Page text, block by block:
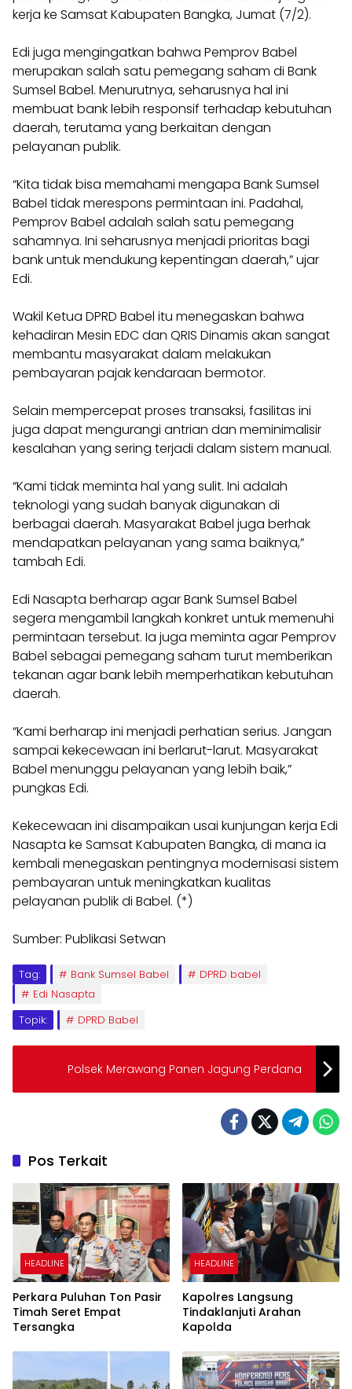
kerja ke Samsat Kabupaten Bangka, Jumat (7/2).
Edi juga mengingatkan bahwa Pemprov Babel
merupakan salah satu pemegang saham di Bank
Sumsel Babel. Menurutnya, seharusnya hal ini
membuat bank lebih responsif terhadap kebutuhan
daerah, terutama yang berkaitan dengan
pelayanan publik.
“Kita tidak bisa memahami mengapa Bank Sumsel
Babel tidak merespons permintaan ini. Padahal,
Pemprov Babel adalah salah satu pemegang
sahamnya. Ini seharusnya menjadi prioritas bagi
bank untuk mendukung kepentingan daerah,” ujar
Edi.
Wakil Ketua DPRD Babel itu menegaskan bahwa
kehadiran Mesin EDC dan QRIS Dinamis akan sangat
membantu masyarakat dalam melakukan
pembayaran pajak kendaraan bermotor.
Selain mempercepat proses transaksi, fasilitas ini
juga dapat mengurangi antrian dan meminimalisir
kesalahan yang sering terjadi dalam sistem manual.
“Kami tidak meminta hal yang sulit. Ini adalah
teknologi yang sudah banyak digunakan di
berbagai daerah. Masyarakat Babel juga berhak
mendapatkan pelayanan yang sama baiknya,”
tambah Edi.
Edi Nasapta berharap agar Bank Sumsel Babel
segera mengambil langkah konkret untuk memenuhi
permintaan tersebut. Ia juga meminta agar Pemprov
Babel sebagai pemegang saham turut memberikan
tekanan agar bank lebih memperhatikan kebutuhan
daerah.
“Kami berharap ini menjadi perhatian serius. Jangan
sampai kekecewaan ini berlarut-larut. Masyarakat
Babel menunggu pelayanan yang lebih baik,”
pungkas Edi.
Kekecewaan ini disampaikan usai kunjungan kerja Edi
Nasapta ke Samsat Kabupaten Bangka, di mana ia
kembali menegaskan pentingnya modernisasi sistem
pembayaran untuk meningkatkan kualitas
pelayanan publik di Babel. (*)
Sumber: Publikasi Setwan
Tag: Bank Sumsel Babel
DPRD babel
Edi Nasapta
Topik:
DPRD Babel
Polsek Merawang Panen Jagung Perdana
Pos Terkait
HEADLINE
Perkara Puluhan Ton Pasir
Timah Seret Empat
Tersangka
HEADLINE
Kapolres Langsung
Tindaklanjuti Arahan
Kapolda